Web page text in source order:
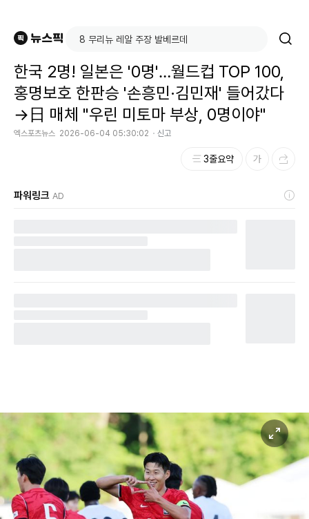
한국 2명! 일본은 '0명'…월드컵 TOP 100,
홍명보호 한판승 '손흥민·김민재' 들어갔다
→日 매체 "우린 미토마 부상, 0명이야"
엑스포츠뉴스 2026-06-04 05:30:02 신고
3줄요약
파워링크 AD